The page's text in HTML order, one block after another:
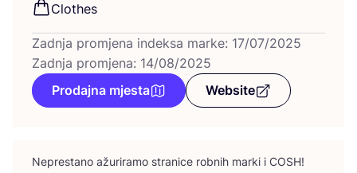
Clot­hes
Zadnja promjena indeksa marke: 17/07/2025
Zadnja promjena: 14/08/2025
Prodajna mjesta
Website
Nepres­ta­no ažu­ri­ra­mo stra­ni­ce rob­nih mar­ki i COSH!